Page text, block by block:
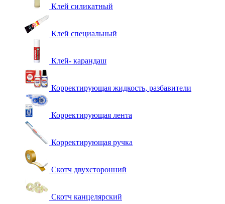
Клей силикатный
Клей специальный
Клей- карандаш
Корректирующая жидкость, разбавители
Корректирующая лента
Корректирующая ручка
Скотч двухсторонний
Скотч канцелярский